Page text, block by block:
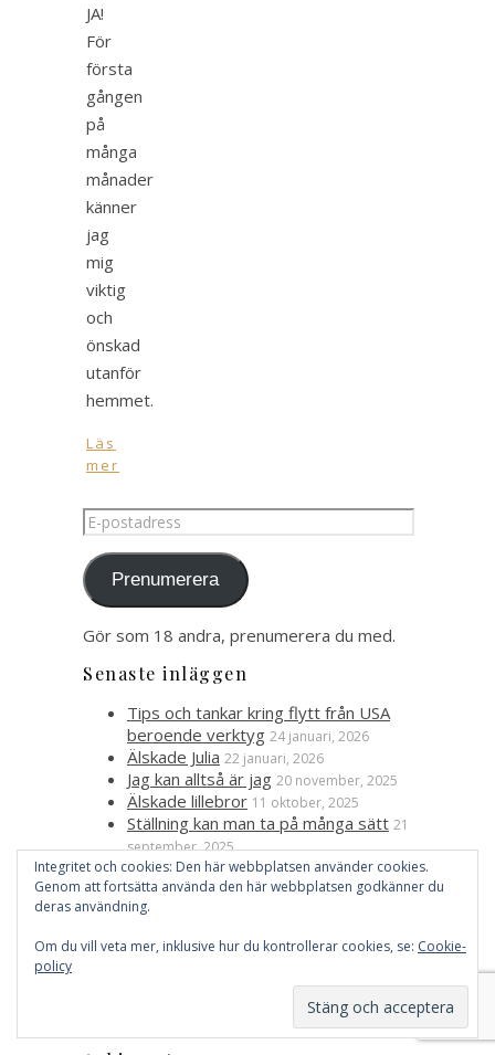
JA!
För
första
gången
på
många
månader
känner
jag
mig
viktig
och
önskad
utanför
hemmet.
Läs
mer
E-
postadress
Prenumerera
Gör som 18 andra, prenumerera du med.
Senaste inläggen
Tips och tankar kring flytt från USA
beroende verktyg 24 januari, 2026
Älskade Julia 22 januari, 2026
Jag kan alltså är jag 20 november, 2025
Älskade lillebror 11 oktober, 2025
Ställning kan man ta på många sätt 21
september, 2025
Jag finns här också
Facebook
Bluesky
Integritet och cookies: Den här webbplatsen använder cookies.
Genom att fortsätta använda den här webbplatsen godkänner du
deras användning.
Om du vill veta mer, inklusive hur du kontrollerar cookies, se: Cookie-
policy